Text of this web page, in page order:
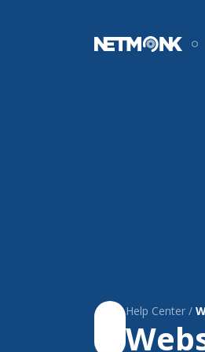
Help Center /